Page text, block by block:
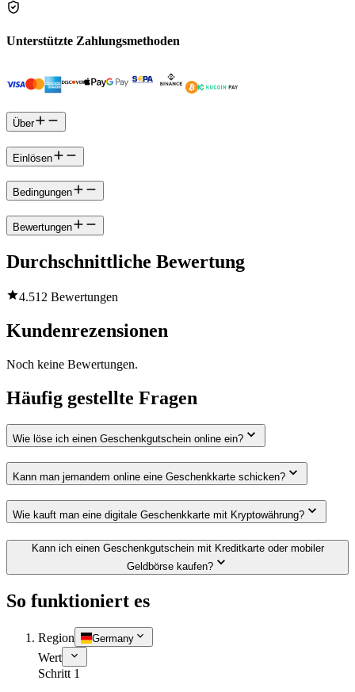
Unterstützte Zahlungsmethoden
Über
Einlösen
Bedingungen
Bewertungen
Durchschnittliche Bewertung
4.512 Bewertungen
Kundenrezensionen
Noch keine Bewertungen.
Häufig gestellte Fragen
Wie löse ich einen Geschenkgutschein online ein?
Kann man jemandem online eine Geschenkkarte schicken?
Wie kauft man eine digitale Geschenkkarte mit Kryptowährung?
Kann ich einen Geschenkgutschein mit Kreditkarte oder mobiler
Geldbörse kaufen?
So funktioniert es
Region Germany
Wert
Schritt 1